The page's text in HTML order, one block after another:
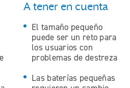
A tener en cuenta
El tamaño pequeño
puede ser un reto para
los usuarios con
problemas de destreza
Las baterías pequeñas